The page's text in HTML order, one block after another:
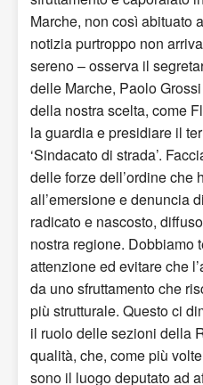
Marche, non così abituato
notizia purtroppo non
sereno – osserva il
delle Marche, Paolo
della nostra scelta, come
la guardia e presidiare il
‘Sindacato di strada’.
delle forze dell’ordine che
all’emersione e denuncia
radicato e nascosto,
nostra regione. Dobbiamo
attenzione ed evitare che
da uno sfruttamento che
più strutturale. Questo ci
il ruolo delle sezioni della
qualità, che, come più
sono il luogo deputato ad